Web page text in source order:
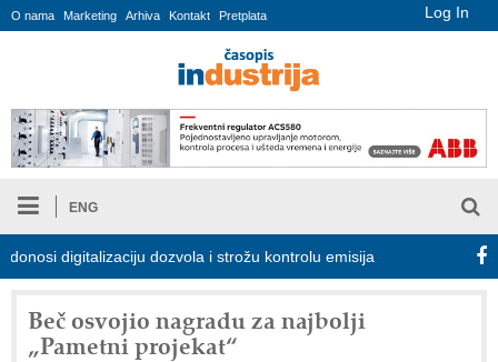
Log In
O nama Marketing Arhiva Kontakt Pretplata
ENG
digitalizaciju dozvola i strožu kontrolu emisija Proizvodnja
Beč osvojio nagradu za najbolji
„Pametni projekat“